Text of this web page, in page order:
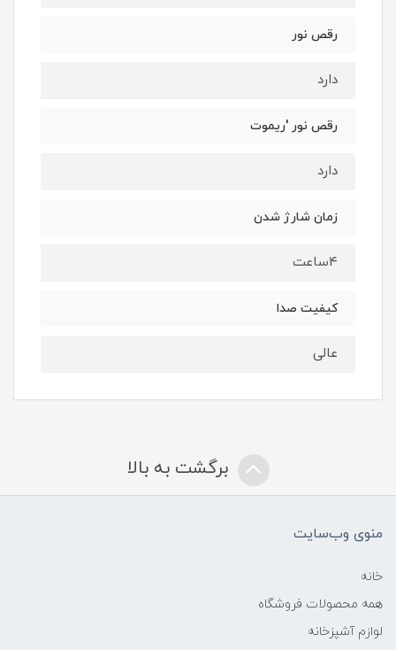
رقص نور
دارد
رقص نور 'ریموت
دارد
زمان شارژ شدن
۴ساعت
کیفیت صدا
عالی
برگشت به بالا
منوی وب‌سایت
خانه
همه محصولات فروشگاه
لوازم آشپزخانه